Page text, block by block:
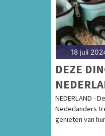
18 juli
DEZE
TIJDENS
NEDERLAND -
Nederlanders
genieten van